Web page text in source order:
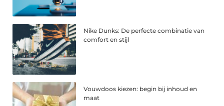
Nike Dunks: De perfecte combinatie van
comfort en stijl
Vouwdoos kiezen: begin bij inhoud en
maat